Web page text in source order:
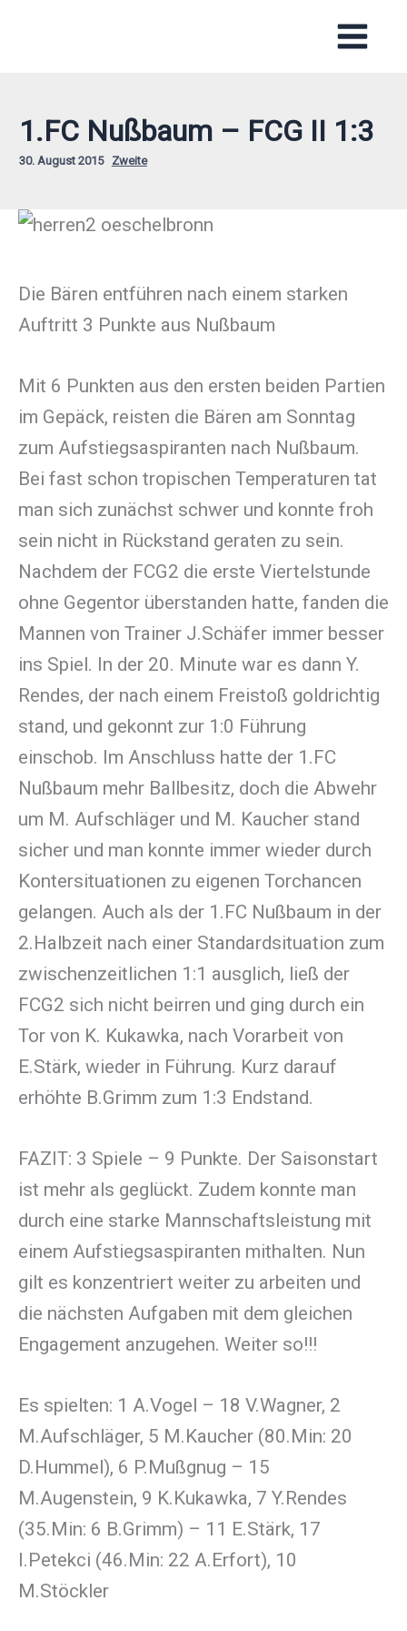
1.FC Nußbaum – FCG II 1:3
30. August 2015 Zweite
Die Bären entführen nach einem starken
Auftritt 3 Punkte aus Nußbaum
Mit 6 Punkten aus den ersten beiden Partien
im Gepäck, reisten die Bären am Sonntag
zum Aufstiegsaspiranten nach Nußbaum.
Bei fast schon tropischen Temperaturen tat
man sich zunächst schwer und konnte froh
sein nicht in Rückstand geraten zu sein.
Nachdem der FCG2 die erste Viertelstunde
ohne Gegentor überstanden hatte, fanden die
Mannen von Trainer J.Schäfer immer besser
ins Spiel. In der 20. Minute war es dann Y.
Rendes, der nach einem Freistoß goldrichtig
stand, und gekonnt zur 1:0 Führung
einschob. Im Anschluss hatte der 1.FC
Nußbaum mehr Ballbesitz, doch die Abwehr
um M. Aufschläger und M. Kaucher stand
sicher und man konnte immer wieder durch
Kontersituationen zu eigenen Torchancen
gelangen. Auch als der 1.FC Nußbaum in der
2.Halbzeit nach einer Standardsituation zum
zwischenzeitlichen 1:1 ausglich, ließ der
FCG2 sich nicht beirren und ging durch ein
Tor von K. Kukawka, nach Vorarbeit von
E.Stärk, wieder in Führung. Kurz darauf
erhöhte B.Grimm zum 1:3 Endstand.
FAZIT: 3 Spiele – 9 Punkte. Der Saisonstart
ist mehr als geglückt. Zudem konnte man
durch eine starke Mannschaftsleistung mit
einem Aufstiegsaspiranten mithalten. Nun
gilt es konzentriert weiter zu arbeiten und
die nächsten Aufgaben mit dem gleichen
Engagement anzugehen. Weiter so!!!
Es spielten: 1 A.Vogel – 18 V.Wagner, 2
M.Aufschläger, 5 M.Kaucher (80.Min: 20
D.Hummel), 6 P.Mußgnug – 15
M.Augenstein, 9 K.Kukawka, 7 Y.Rendes
(35.Min: 6 B.Grimm) – 11 E.Stärk, 17
I.Petekci (46.Min: 22 A.Erfort), 10
M.Stöckler